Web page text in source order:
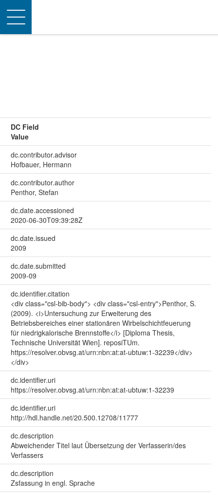
Toggle
navigation
DC Field
Value
dc.contributor.advisor
Hofbauer, Hermann
dc.contributor.author
Penthor, Stefan
dc.date.accessioned
2020-06-30T09:39:28Z
dc.date.issued
2009
dc.date.submitted
2009-09
dc.identifier.citation
<div class="csl-bib-body"> <div class="csl-entry">Penthor, S.
(2009). <i>Untersuchung zur Erweiterung des
Betriebsbereiches einer stationären Wirbelschichtfeuerung
für niedrigkalorische Brennstoffe</i> [Diploma Thesis,
Technische Universität Wien]. reposiTUm.
https://resolver.obvsg.at/urn:nbn:at:at-ubtuw:1-32239</div>
</div>
dc.identifier.uri
https://resolver.obvsg.at/urn:nbn:at:at-ubtuw:1-32239
dc.identifier.uri
http://hdl.handle.net/20.500.12708/11777
dc.description
Abweichender Titel laut Übersetzung der Verfasserin/des
Verfassers
dc.description
Zsfassung in engl. Sprache